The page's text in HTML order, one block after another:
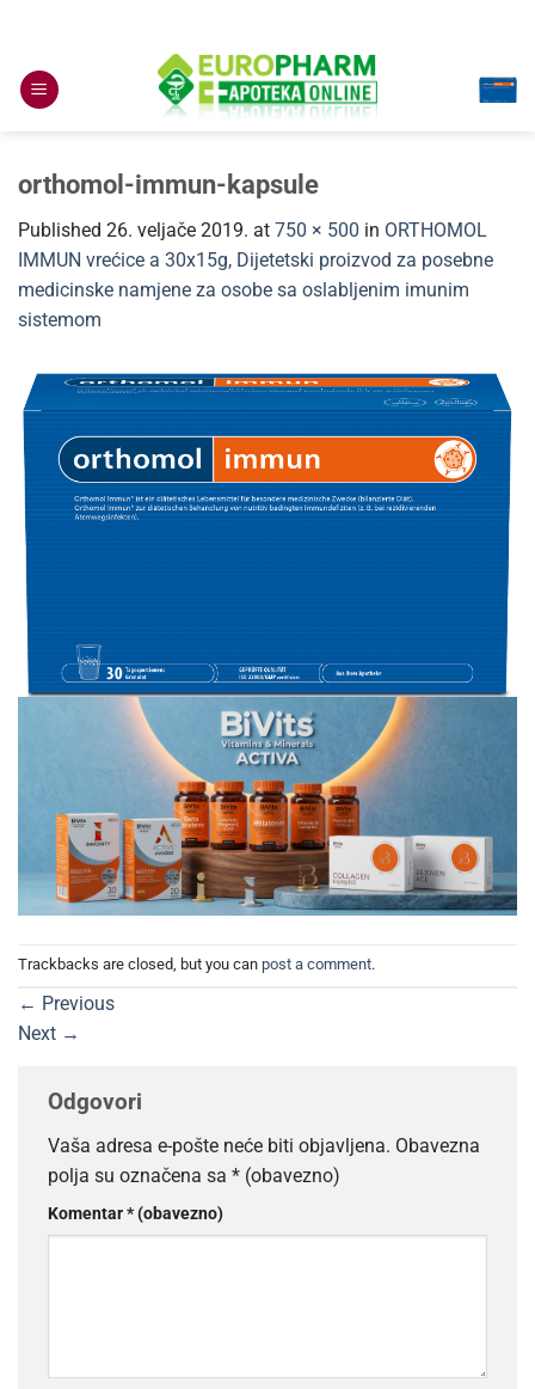
content
orthomol-immun-kapsule
Published 26. veljače 2019. at 750 × 500 in ORTHOMOL
IMMUN vrećice a 30x15g, Dijetetski proizvod za posebne
medicinske namjene za osobe sa oslabljenim imunim
sistemom
Trackbacks are closed, but you can post a comment.
← Previous
Next →
Odgovori
Vaša adresa e-pošte neće biti objavljena. Obavezna
polja su označena sa * (obavezno)
Komentar* (obavezno)